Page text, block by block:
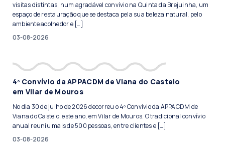
visitas distintas, num agradável convívio na Quinta da Brejuinha, um
espaço de restauração que se destaca pela sua beleza natural, pelo
ambiente acolhedor e […]
03-08-2026
4º Convívio da APPACDM de Viana do Castelo
em Vilar de Mouros
No dia 30 de julho de 2026 decorreu o 4º Convívio da APPACDM de
Viana do Castelo, este ano, em Vilar de Mouros. O tradicional convívio
anual reuniu mais de 500 pessoas, entre clientes e […]
03-08-2026